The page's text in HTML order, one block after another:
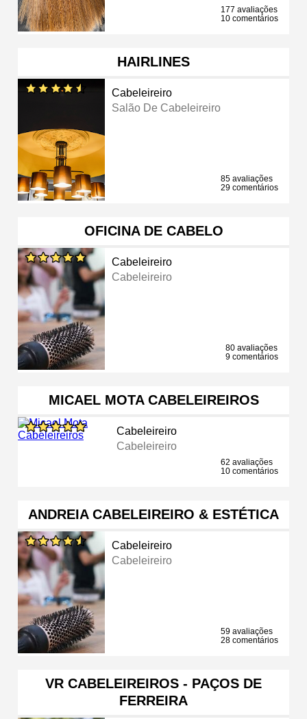
177 avaliações
10 comentários
HAIRLINES
Cabeleireiro
Salão De Cabeleireiro
85 avaliações
29 comentários
OFICINA DE CABELO
Cabeleireiro
Cabeleireiro
80 avaliações
9 comentários
MICAEL MOTA CABELEIREIROS
Cabeleireiro
Cabeleireiro
62 avaliações
10 comentários
ANDREIA CABELEIREIRO & ESTÉTICA
Cabeleireiro
Cabeleireiro
59 avaliações
28 comentários
VR CABELEIREIROS - PAÇOS DE
FERREIRA